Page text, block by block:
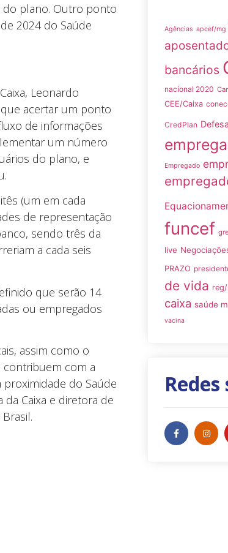
do plano. Outro ponto
2024 do Saúde
Leonardo
que acertar um ponto
de informações
um número
do plano, e
(um em cada
de representação
sendo três da
a cada seis
que serão 14
ou empregados
assim como o
com a
do Saúde
da Caixa e diretora de
Agências apcef/mg
bancários
nacional 2020
CEE/Caixa
CredPlan
Empregado
funcef
live
PRAZO
de vida
caixa saúde
vacina